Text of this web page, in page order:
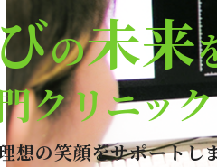
の未来
クリニック
想の笑顔をサポートし